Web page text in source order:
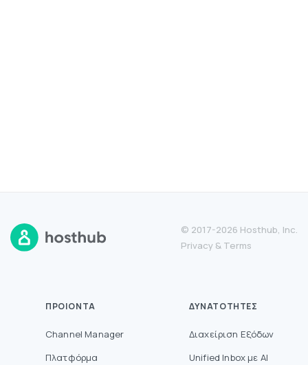
© 2017-2026 Hosthub, Inc.
Privacy & Terms
ΠΡΟΙΌΝΤΑ
Channel Manager
Πλατφόρμα
ΔΥΝΑΤΌΤΗΤΕΣ
Διαχείριση Εξόδων
Unified Inbox με AI